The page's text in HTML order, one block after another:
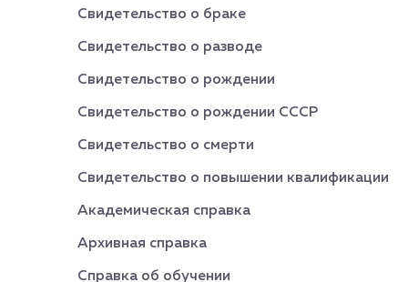
Свидетельство о браке
Свидетельство о разводе
Свидетельство о рождении
Свидетельство о рождении СССР
Свидетельство о смерти
Свидетельство о повышении квалификации
Академическая справка
Архивная справка
Справка об обучении